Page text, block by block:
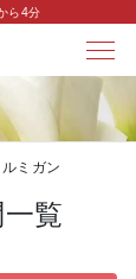
ら4分
ルミガン
覧